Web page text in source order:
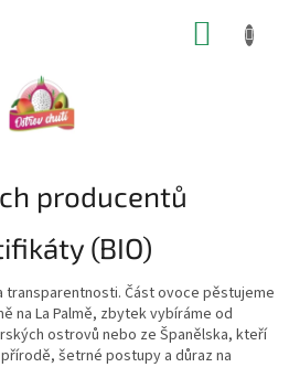
producentů
(BIO)
transparentnosti. Část ovoce pěstujeme
na La Palmě, zbytek vybíráme od
ostrovů nebo ze Španělska, kteří
šetrné postupy a důraz na